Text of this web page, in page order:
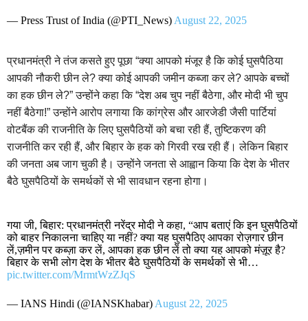
— Press Trust of India (@PTI_News) August 22, 2025
प्रधानमंत्री ने तंज कसते हुए पूछा “क्या आपको मंजूर है कि कोई घुसपैठिया
आपकी नौकरी छीन ले? क्या कोई आपकी जमीन कब्जा कर ले? आपके बच्चों
का हक छीन ले?” उन्होंने कहा कि “देश अब चुप नहीं बैठेगा, और मोदी भी चुप
नहीं बैठेगा!” उन्होंने आरोप लगाया कि कांग्रेस और आरजेडी जैसी पार्टियां
वोटबैंक की राजनीति के लिए घुसपैठियों को बचा रही हैं, तुष्टिकरण की
राजनीति कर रही हैं, और बिहार के हक को गिरवी रख रही हैं। लेकिन बिहार
की जनता अब जाग चुकी है। उन्होंने जनता से आह्वान किया कि देश के भीतर
बैठे घुसपैठियों के समर्थकों से भी सावधान रहना होगा।
गया जी, बिहार: प्रधानमंत्री नरेंद्र मोदी ने कहा, “आप बताएं कि इन घुसपैठियों
को बाहर निकालना चाहिए या नहीं? क्या यह घुसपैठिए आपका रोज़गार छीन
लें,ज़मीन पर कब्ज़ा कर लें, आपका हक छीन लें तो क्या यह आपको मंज़ूर है?
बिहार के सभी लोग देश के भीतर बैठे घुसपैठियों के समर्थकों से भी…
pic.twitter.com/MrmtWzZJqS
— IANS Hindi (@IANSKhabar) August 22, 2025